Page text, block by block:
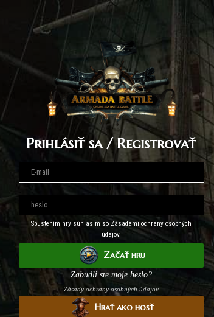
Prihlásiť sa / Registrovať
Spustením hry súhlasím so Zásadami ochrany osobných
údajov.
Začať hru
Zabudli ste moje heslo?
Zásady ochrany osobných údajov
Hrať ako hosť